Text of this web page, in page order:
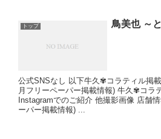
トップ 鳥美也 ～
公式SNSなし 以下牛久✾コラティル掲
月フリーペーパー掲載情報) 牛久✾コラ
Instagramでのご紹介 他撮影画像 店舗
ーパー掲載情報) ...